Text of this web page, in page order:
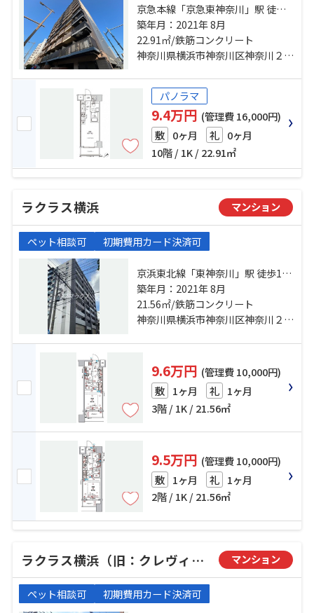
京急本線「京急東神奈川」駅 徒歩8
分 京浜東北線「東神奈川」駅 徒歩9
分 東急東横線「反町」駅 徒歩15分
築年月：2021年 8月
22.91㎡/鉄筋コンクリート
神奈川県横浜市神奈川区神奈川２丁目
パノラマ
9.4万円 (管理費 16,000円)
敷 0ヶ月 礼 0ヶ月
10階 / 1K / 22.91㎡
ラクラス横浜 マンション
ペット相談可 初期費用カード決済可
京浜東北線「東神奈川」駅 徒歩10
分 東海道本線「横浜」駅 徒歩14分
京急本線「神奈川」駅 徒歩8分
築年月：2021年 8月
21.56㎡/鉄筋コンクリート
神奈川県横浜市神奈川区神奈川２丁目
9.6万円 (管理費 10,000円)
敷 1ヶ月 礼 1ヶ月
3階 / 1K / 21.56㎡
9.5万円 (管理費 10,000円)
敷 1ヶ月 礼 1ヶ月
2階 / 1K / 21.56㎡
ラクラス横浜（旧：クレヴィスタ横浜） マンション
ペット相談可 初期費用カード決済可